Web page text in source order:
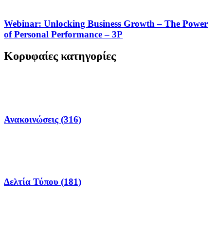
Webinar: Unlocking Business Growth – The Power
of Personal Performance – 3P
Κορυφαίες κατηγορίες
Ανακοινώσεις (316)
Δελτία Τύπου (181)